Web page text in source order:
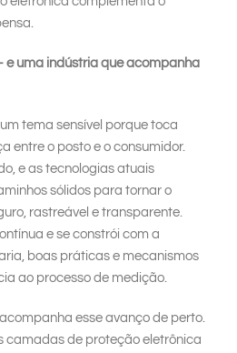
uma indústria que acompanha
tema sensível porque toca
entre o posto e o consumidor.
e as tecnologias atuais
sólidos para tornar o
rastreável e transparente.
e se constrói com a
boas práticas e mecanismos
ao processo de medição.
esse avanço de perto.
camadas de proteção eletrônica